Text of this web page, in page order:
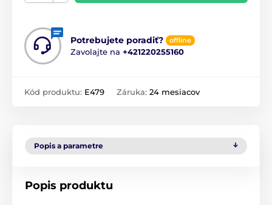
Potrebujete poradiť? offline
Zavolajte na +421220255160
Kód produktu: E479 Záruka: 24 mesiacov
Popis a parametre
Popis produktu